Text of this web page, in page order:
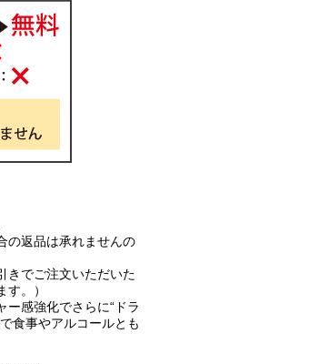
の返品は承れませんの
きでご注文いただいた
。）
ー感強化でさらに“ドラ
食事やアルコールとも